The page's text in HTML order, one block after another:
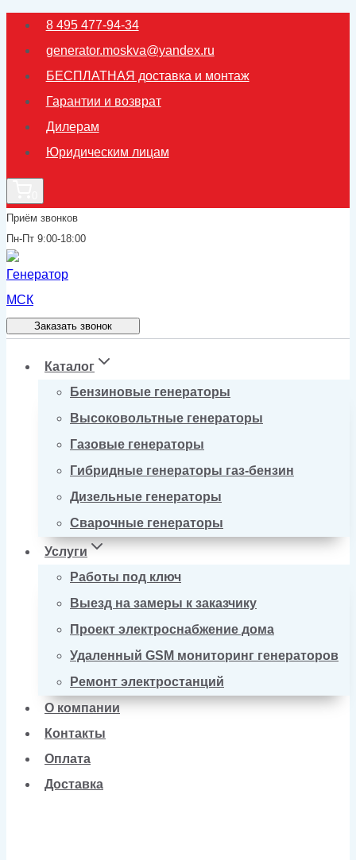
Перейти
содержимому
8 495 477-94-34
generator.moskva@yandex.ru
БЕСПЛАТНАЯ доставка и монтаж
Гарантии и возврат
Дилерам
Юридическим лицам
Приём звонков
Пн-Пт 9:00-18:00
Заказать звонок
Каталог
Бензиновые генераторы
Высоковольтные генераторы
Газовые генераторы
Гибридные генераторы газ-бензин
Дизельные генераторы
Сварочные генераторы
Услуги
Работы под ключ
Выезд на замеры к заказчику
Проект электроснабжение дома
Удаленный GSM мониторинг генераторов
Ремонт электростанций
О компании
Контакты
Оплата
Доставка